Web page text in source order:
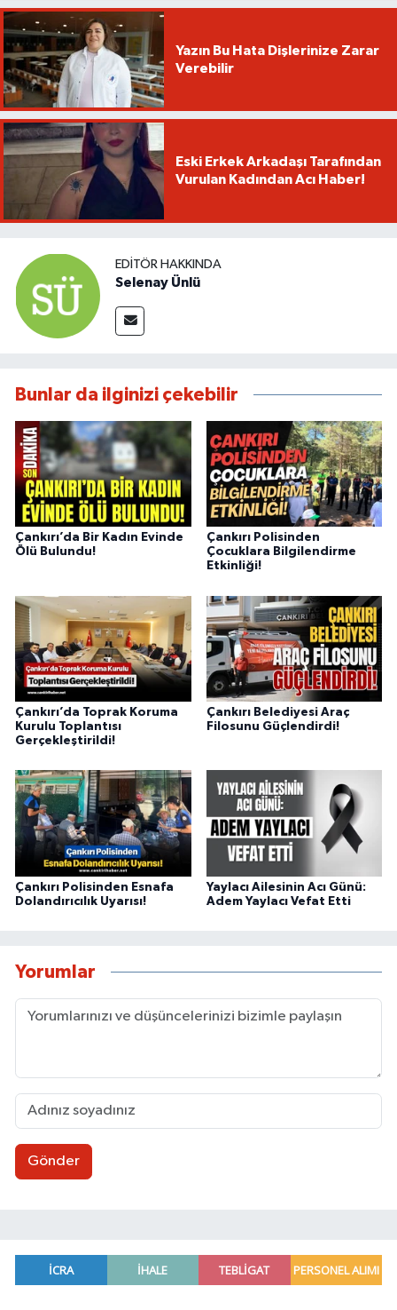
Yazın Bu Hata Dişlerinize Zarar
Verebilir
Eski Erkek Arkadaşı Tarafından
Vurulan Kadından Acı Haber!
EDITÖR HAKKINDA
Selenay Ünlü
Bunlar da ilginizi çekebilir
Çankırı’da Bir Kadın Evinde
Ölü Bulundu!
Çankırı Polisinden
Çocuklara Bilgilendirme
Etkinliği!
Çankırı’da Toprak Koruma
Kurulu Toplantısı
Gerçekleştirildi!
Çankırı Belediyesi Araç
Filosunu Güçlendirdi!
Çankırı Polisinden Esnafa
Dolandırıcılık Uyarısı!
Yaylacı Ailesinin Acı Günü:
Adem Yaylacı Vefat Etti
Yorumlar
Gönder